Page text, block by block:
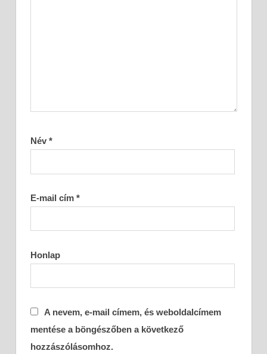
Név *
E-mail cím *
Honlap
A nevem, e-mail címem, és weboldalcímem
mentése a böngészőben a következő
hozzászólásomhoz.